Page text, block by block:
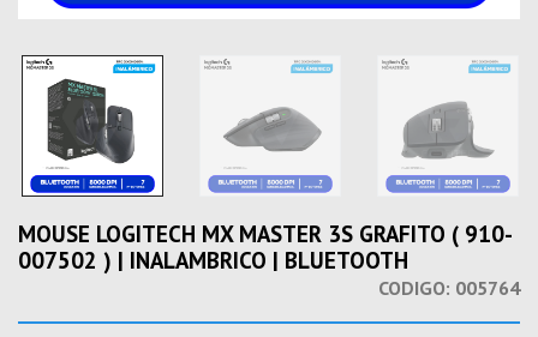
MOUSE LOGITECH MX MASTER 3S GRAFITO ( 910-
007502 ) | INALAMBRICO | BLUETOOTH
CODIGO: 005764